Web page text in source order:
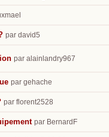
par david5
par alainlandry967
par gehache
par florent2528
par BernardF